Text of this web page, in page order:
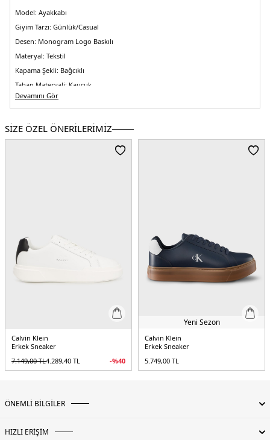
Model: Ayakkabı
Giyim Tarzı: Günlük/Casual
Desen: Monogram Logo Baskılı
Materyal: Tekstil
Kapama Şekli: Bağcıklı
Taban Materyali: Kauçuk
Taban Kalınlığı:
5DE1YM0YM013680GM.389
Devamını Gör
SİZE ÖZEL ÖNERİLERİMİZ
Calvin Klein
Erkek Sneaker
7.149,00TL4.289,40 TL -%40
Yeni Sezon
Calvin Klein
Erkek Sneaker
5.749,00 TL
ÖNEMLİ BİLGİLER
HIZLI ERİŞİM